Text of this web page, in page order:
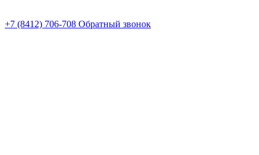
+7 (8412) 706-708 Обратный звонок